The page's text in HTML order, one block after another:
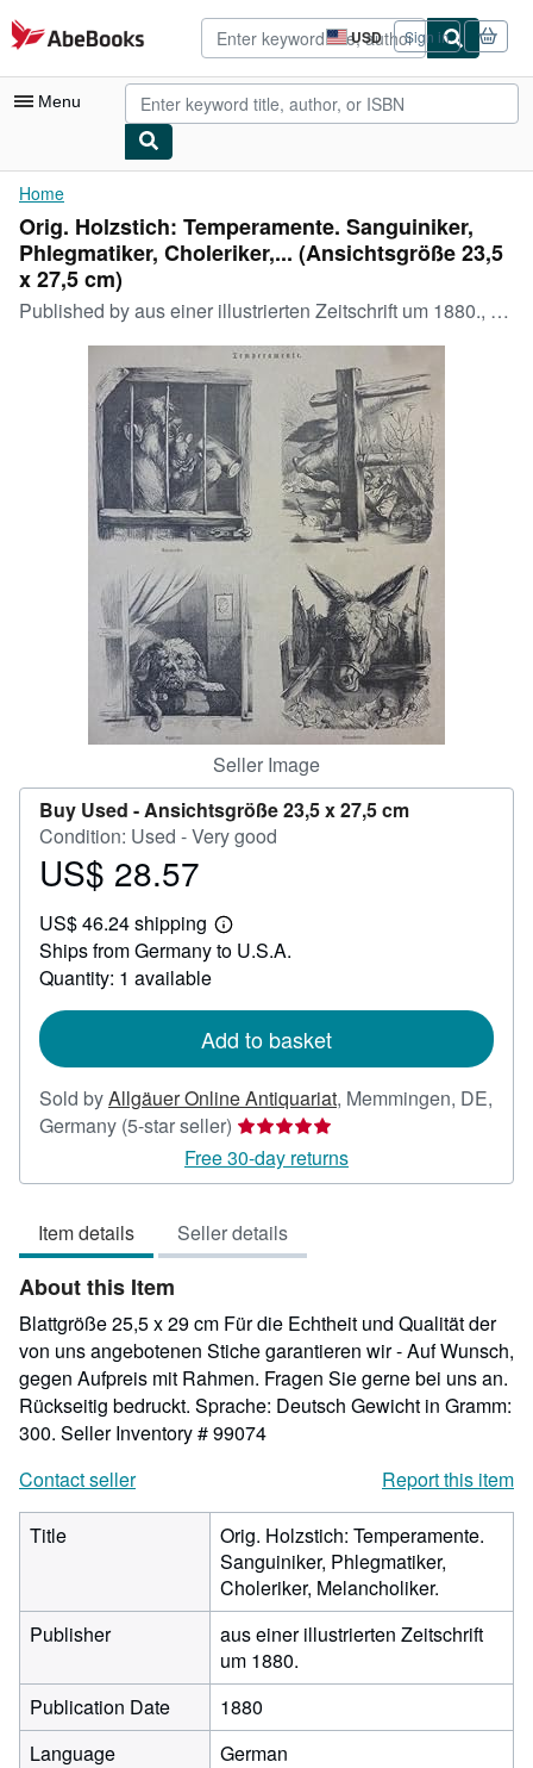
Skip to main content
AbeBooks.com USD
Site
shopping
preferences
Sign in
Menu
My Account
My Purchases
Advanced Search
Browse Collections
Art & Collectibles
Textbooks
Start Selling
CLOSE
Home
Orig. Holzstich: Temperamente. Sanguiniker,
Phlegmatiker, Choleriker,... (Ansichtsgröße 23,5
x 27,5 cm)
Published byaus einer illustrierten Zeitschrift um 1880., 1880
Seller Image
Buy Used -Ansichtsgröße 23,5 x 27,5 cm
Condition: Used - Very good
Price
28.57
US$ 28.57
US$ 46.24 shipping
Learn
more
Ships from Germany to U.S.A.
Quantity: 1 available
Add to basket
Sold byAllgäuer Online Antiquariat, Memmingen, DE,
Germany (5-star seller) Seller
rating
5
of
5
Free 30-day returns
Item details Seller details
About this Item
Blattgröße 25,5 x 29 cm Für die Echtheit und Qualität der
von uns angebotenen Stiche garantieren wir - Auf Wunsch,
gegen Aufpreis mit Rahmen. Fragen Sie gerne bei uns an.
Rückseitig bedruckt. Sprache: Deutsch Gewicht in Gramm:
300. Seller Inventory # 99074
Contact seller
Report this item
Title
Orig. Holzstich: Temperamente.
Sanguiniker, Phlegmatiker,
Choleriker, Melancholiker.
Publisher
aus einer illustrierten Zeitschrift
um 1880.
Publication Date
1880
Language
German